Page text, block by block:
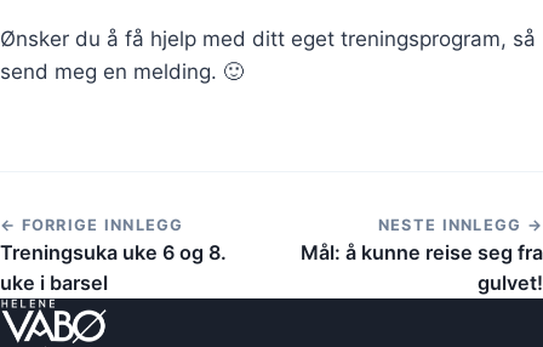
Ønsker du å få hjelp med ditt eget treningsprogram, så
send meg en melding. 🙂
← FORRIGE INNLEGG
Treningsuka uke 6 og 8.
uke i barsel
NESTE INNLEGG →
Mål: å kunne reise seg fra
gulvet!